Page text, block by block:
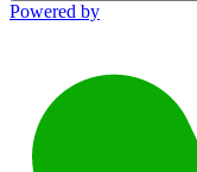
Powered by